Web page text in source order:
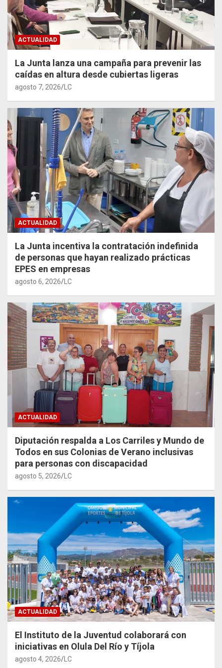
ACTUALIDAD
La Junta lanza una campaña para prevenir las
caídas en altura desde cubiertas ligeras
agosto 7, 2026 LC
ACTUALIDAD
La Junta incentiva la contratación indefinida
de personas que hayan realizado prácticas
EPES en empresas
agosto 6, 2026 LC
ACTUALIDAD
Diputación respalda a Los Carriles y Mundo de
Todos en sus Colonias de Verano inclusivas
para personas con discapacidad
agosto 5, 2026 LC
ACTUALIDAD
El Instituto de la Juventud colaborará con
iniciativas en Olula Del Río y Tíjola
agosto 4, 2026 LC